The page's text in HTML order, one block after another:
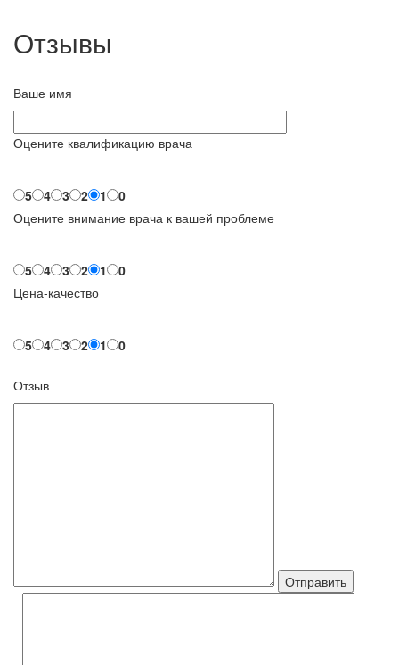
Отзывы
Ваше имя
Оцените квалификацию врача
5 4 3 2 1
0
Оцените внимание врача к вашей проблеме
5 4 3 2 1
0
Цена-качество
5 4 3 2 1 0
Отзыв